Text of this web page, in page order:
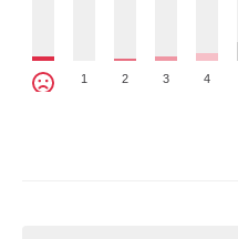
1 2 3 4